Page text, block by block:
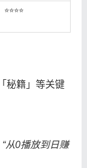
⭐⭐⭐⭐
秘籍」等关键
“从0播放到日赚